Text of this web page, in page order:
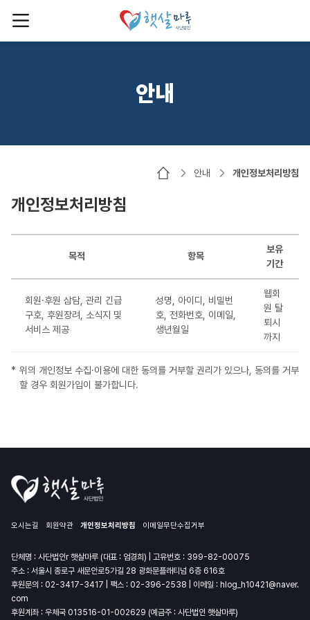
안내
안내 개인정보처리방침
개인정보처리방침
목적 항목
보유
기간
회원·후원 삼담, 관리 긴급
구호, 후원장려, 소식지 및
서비스 제공
성명, 아이디, 비밀번
호, 전화번호, 이메일,
생년월일
웹회
원 탈
퇴시
까지
위의 개인정보 수집·이용에 대한 동의를 거부할 권리가 있으나, 동의를 거부
할 경우 회원가입이 불가합니다.
오시는길 회원약관 개인정보처리방침 이메일무단수집거부
단체명 : 사단법인r 햇살마루 (대표 : 엄경희) | 고유번호 : 399-82-00075
주소 : 서울시 종로구 새문안로5가길 28 광화문플래티넘 6층 616호
후원문의 : 02-3417-3417 | 팩스 : 02-396-2538 | 이메일 : hlog_h10421@naver.
com
후원계좌 : 우체국 013516-01-002629 (예금주 : 사단법인 햇살마루)